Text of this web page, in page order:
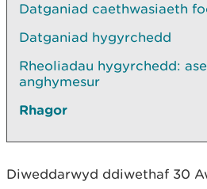
Datganiad caethwasiaeth
Datganiad hygyrchedd
Rheoliadau hygyrchedd:
anghymesur
Rhagor
Diweddarwyd ddiwethaf 30